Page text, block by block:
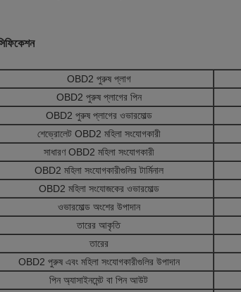
OBD2 পুরুষ প্লাগ
OBD2 পুরুষ প্লাগের পিন
OBD2 পুরুষ প্লাগের ওভারমোল্ড
শেভ্রোলেট OBD2 মহিলা সংযোগকারী
সাধারণ OBD2 মহিলা সংযোগকারী
OBD2 মহিলা সংযোগকারীগুলির টার্মিনাল
OBD2 মহিলা সংযোজকের ওভারমোল্ড
ওভারমোল্ড অংশের উপাদান
তারের আকৃতি
তারের
OBD2 পুরুষ এবং মহিলা সংযোগকারীগুলির উপাদান
পিন অ্যাসাইনমেন্ট বা পিন আউট